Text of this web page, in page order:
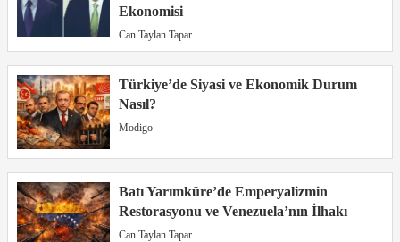
Ekonomisi
Can Taylan Tapar
Türkiye’de Siyasi ve Ekonomik Durum
Nasıl?
Modigo
Batı Yarımküre’de Emperyalizmin
Restorasyonu ve Venezuela’nın İlhakı
Can Taylan Tapar